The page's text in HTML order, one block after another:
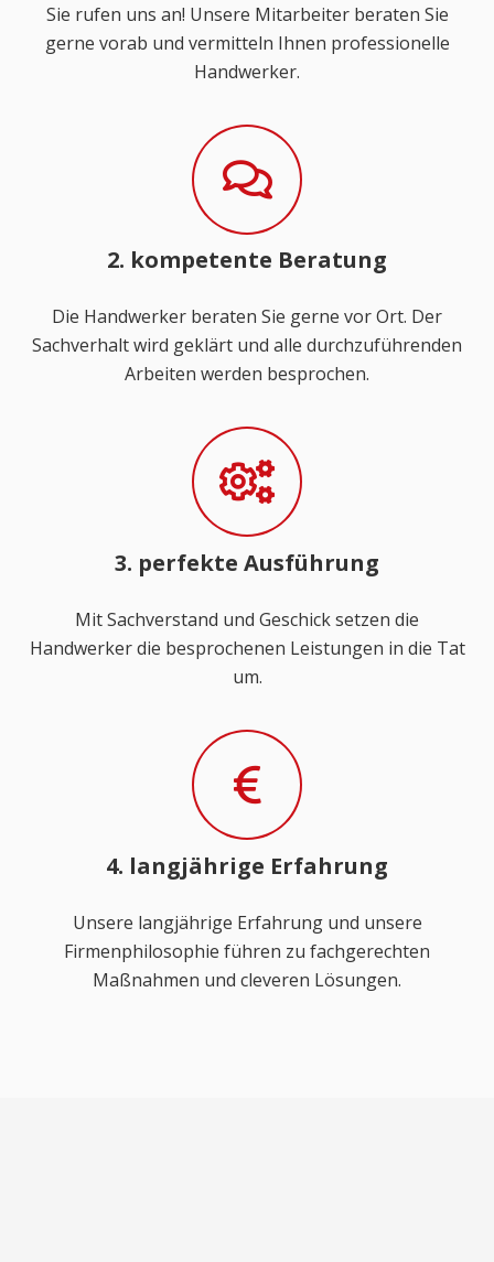
Sie rufen uns an! Unsere Mitarbeiter beraten Sie
gerne vorab und vermitteln Ihnen professionelle
Handwerker.
2. kompetente Beratung
Die Handwerker beraten Sie gerne vor Ort. Der
Sachverhalt wird geklärt und alle durchzuführenden
Arbeiten werden besprochen.
3. perfekte Ausführung
Mit Sachverstand und Geschick setzen die
Handwerker die besprochenen Leistungen in die Tat
um.
4. langjährige Erfahrung
Unsere langjährige Erfahrung und unsere
Firmenphilosophie führen zu fachgerechten
Maßnahmen und cleveren Lösungen.